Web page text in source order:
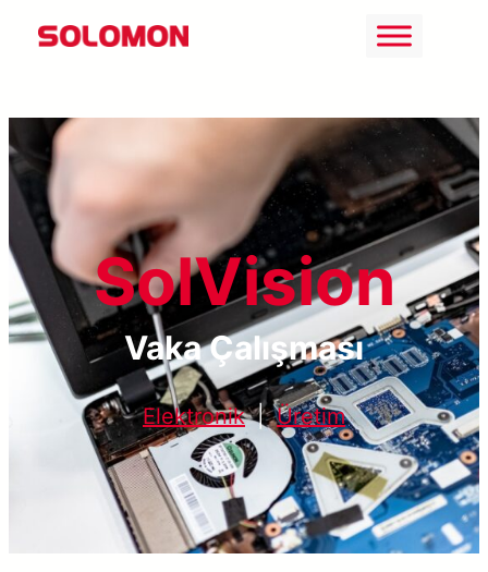
İçeriğe
SolVision
Vaka Çalışması
Elektronik | Üretim